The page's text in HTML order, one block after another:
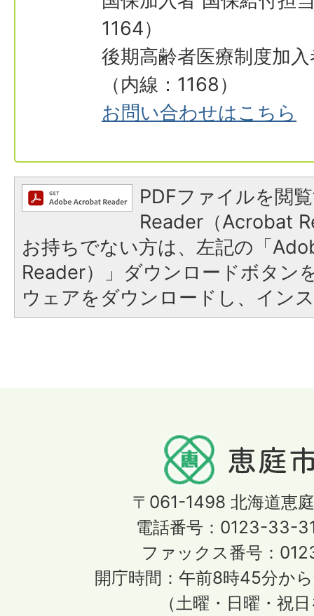
1164）
後期高齢者医療制度加
（内線：1168）
お問い合わせはこちら
PDFファイルを閲
Reader（Acrobat
お持ちでない方は、左記の「
Reader）」ダウンロードボタン
ウェアをダウンロードし、イン
〒061-1498 北海道恵
電話番号：0123-33-
ファックス番号：
開庁時間：午前8時45分か
（土曜・日曜・祝